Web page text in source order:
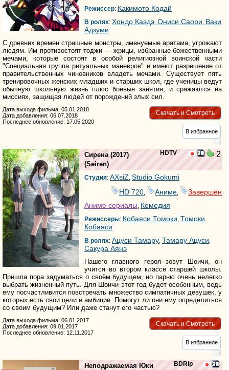
Режиссер: Какимото Кодай
В ролях: Хондо Каэдэ, Ониси Саори, Ваки
Адзуми
С древних времен страшные монстры, именуемые аратама, угрожают
людям. Им противостоят тоджи — жрицы, избранные божественными
мечами, которые состоят в особой религиозной воинской части
"Специальная группа ритуальных маневров" и имеют разрешение от
правительственных чиновников владеть мечами. Существует пять
тренировочных женских младших и старших школ, где ученицы ведут
обычную школьную жизнь плюс боевые занятия, и сражаются на
миссиях, защищая людей от порождений злых сил.
Скачать и Смотреть
Дата выхода фильма: 05.01.2018
Дата добавления: 06.07.2018
Последнее обновление: 17.05.2020
В избранное
HDTV 2
Сирена(2017)
(Seiren)
Студия: AXsiZ, Studio Gokumi
HD 720
Аниме
Завершён
Аниме сериалы, Комедия
Режиссеры: Кобаяси Томоки, Томоки
Кобаяси
В ролях: Ацуси Тамару, Тамару Ацуси,
Сакура Аянэ
Нашего главного героя зовут Шоичи, он
учится во втором классе старшей школы.
Пришла пора задуматься о своём будущем, но парню очень нелегко
выбрать жизненный путь. Для Шоичи этот год будет особенным, ведь
ему посчастливится повстречать множество симпатичных девушек, у
которых есть свои цели и амбиции. Помогут ли они ему определиться
со своим будущим? Или даже станут его частью?
Скачать и Смотреть
Дата выхода фильма: 06.01.2017
Дата добавления: 09.01.2017
Последнее обновление: 12.11.2017
В избранное
BDRip
Неподражаемая Юки